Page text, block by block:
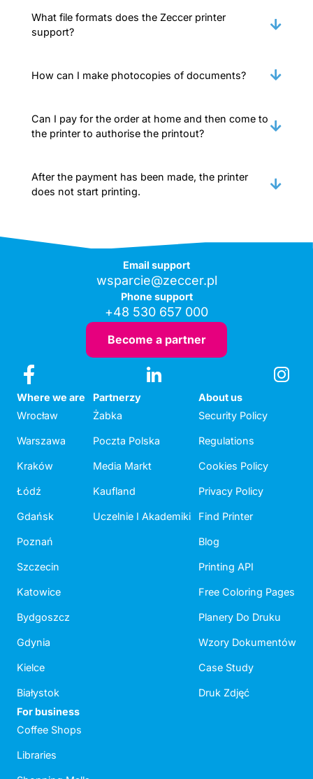
What file formats does the Zeccer printer
support?
How can I make photocopies of documents?
Can I pay for the order at home and then come to
the printer to authorise the printout?
After the payment has been made, the printer
does not start printing.
Email support
wsparcie@zeccer.pl
Phone support
+48 530 657 000
Become a partner
Where we are
Wrocław
Warszawa
Kraków
Łódź
Gdańsk
Poznań
Szczecin
Katowice
Bydgoszcz
Gdynia
Kielce
Białystok
Partnerzy
Żabka
Poczta Polska
Media Markt
Kaufland
Uczelnie I Akademiki
About us
Security Policy
Regulations
Cookies Policy
Privacy Policy
Find Printer
Blog
Printing API
Free Coloring Pages
Planery Do Druku
Wzory Dokumentów
Case Study
Druk Zdjęć
For business
Coffee Shops
Libraries